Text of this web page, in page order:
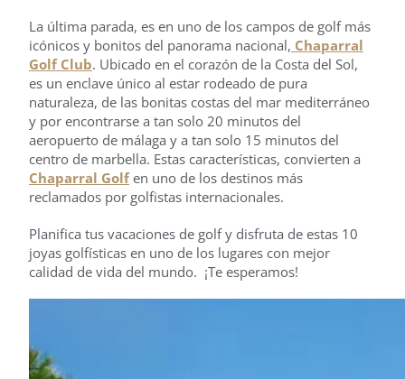
La última parada, es en uno de los campos de golf más
icónicos y bonitos del panorama nacional, Chaparral
Golf Club. Ubicado en el corazón de la Costa del Sol,
es un enclave único al estar rodeado de pura
naturaleza, de las bonitas costas del mar mediterráneo
y por encontrarse a tan solo 20 minutos del
aeropuerto de málaga y a tan solo 15 minutos del
centro de marbella. Estas características, convierten a
Chaparral Golfen uno de los destinos más
reclamados por golfistas internacionales.
Planifica tus vacaciones de golf y disfruta de estas 10
joyas golfísticas en uno de los lugares con mejor
calidad de vida del mundo. ¡Te esperamos!